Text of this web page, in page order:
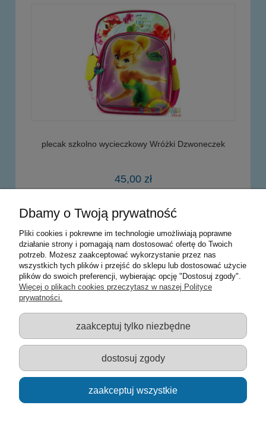
plecak szkolno wycieczkowy Wróżki Dzwoneczek
45,00 zł
do koszyka
Warunki zakupów
Moje konto
Informacje o sklepie
Sklep z zabawkami Łódź :: Hurownia zabawek :: Zabawki
edukacyjne :: Zestawy artystyczne :: Zabawki :: samochody Welly
:: Zabawkownia :: zabawki dla dzieci :: Lalki :: Klocki :: Artykuły
szkolne ::
Dbamy o Twoją prywatność
Pliki cookies i pokrewne im technologie umożliwiają poprawne
działanie strony i pomagają nam dostosować ofertę do Twoich
potrzeb. Możesz zaakceptować wykorzystanie przez nas
wszystkich tych plików i przejść do sklepu lub dostosować użycie
plików do swoich preferencji, wybierając opcję "Dostosuj zgody".
Więcej o plikach cookies przeczytasz w naszej Polityce
prywatności.
zaakceptuj tylko niezbędne
dostosuj zgody
zaakceptuj wszystkie